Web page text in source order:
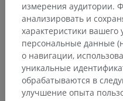
измерения аудитории.
анализировать и
характеристики
персональные данные
о навигации,
уникальные
обрабатываются в
улучшение опыта